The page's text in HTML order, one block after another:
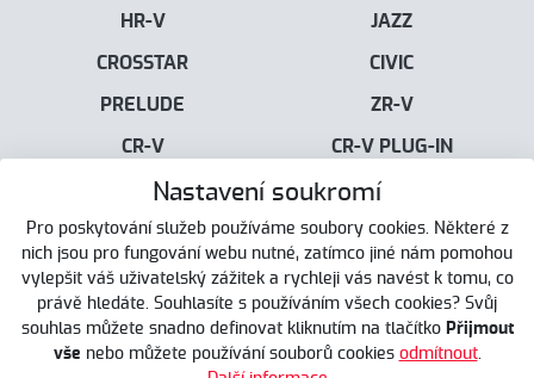
Nastavení soukromí
Pro poskytování služeb používáme soubory cookies. Některé z
nich jsou pro fungování webu nutné, zatímco jiné nám pomohou
vylepšit váš uživatelský zážitek a rychleji vás navést k tomu, co
právě hledáte. Souhlasíte s používáním všech cookies? Svůj
souhlas můžete snadno definovat kliknutím na tlačítko Přijmout
vše nebo můžete používání souborů cookies odmítnout.
Menu
HR-V JAZZ
CROSSTAR CIVIC
PRELUDE ZR-V
CR-V CR-V PLUG-IN
Automobily